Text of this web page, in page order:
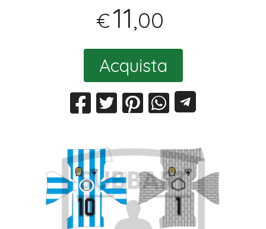
€11,00
Acquista